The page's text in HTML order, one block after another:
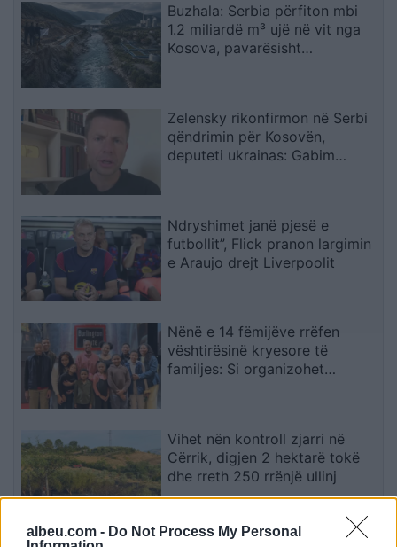
albeu.com - Do Not Process My Personal
Buzhala: Serbia përfiton mbi
1.2 miliardë m³ ujë në vit nga
Kosova, pavarësisht
Zelensky rikonfirmon në Serbi
qëndrimin për Kosovën,
deputeti ukrainas: Gabim
Ndryshimet janë pjesë e
futbollit”, Flick pranon largimin
e Araujo drejt Liverpoolit
Nënë e 14 fëmijëve rrëfen
vështirësinë kryesore të
familjes: Si organizohet
Vihet nën kontroll zjarri në
Cërrik, digjen 2 hektarë tokë
dhe rreth 250 rrënjë ullinj